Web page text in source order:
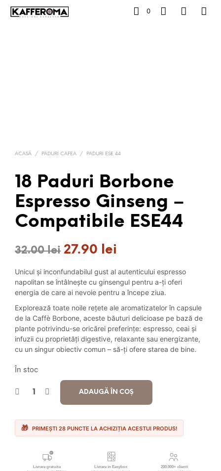
0
ACASĂ / PADURI CAFEA / PADURI ESE 44
18 Paduri Borbone
Espresso Ginseng –
Compatibile ESE44
32.00lei Prețul
inițial
a
fost:
32.00 lei.
27.90 lei
curent
este:
27.90 lei.
Unicul și inconfundabilul gust al autenticului espresso
napolitan se întâlnește cu ginsengul pentru a-ți oferi
energia de care ai nevoie pentru a începe ziua.
Explorează toate noile rețete ale aromatizatelor în capsule
de la Caffè Borbone, aceste băuturi delicioase pe bază de
plante potrivindu-se oricărei preferințe: espresso, ceai și
infuzii cu proprietăți digestive, relaxante sau energizante,
cu un singur obiectiv comun – să-ți ofere starea de bine.
În stoc
ADAUGĂ ÎN COȘ
PRIMEȘTI 28 PUNCTE LA ACHIZIȚIA ACESTUI PRODUS!